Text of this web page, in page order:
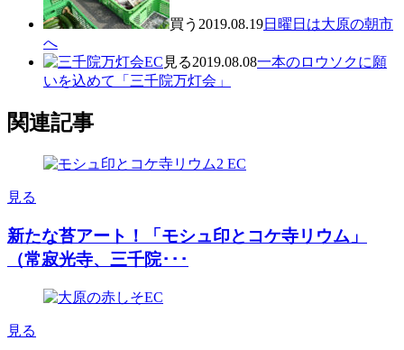
買う 2019.08.19日曜日は大原の朝市
へ
見る2019.08.08一本のロウソクに願
いを込めて「三千院万灯会」
関連記事
見る
新たな苔アート！「モシュ印とコケ寺リウム」
（常寂光寺、三千院･･･
見る